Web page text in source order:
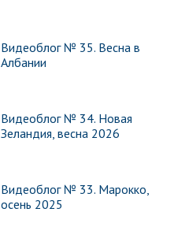
Видеоблог № 35. Весна в
Албании
Видеоблог № 34. Новая
Зеландия, весна 2026
Видеоблог № 33. Марокко,
осень 2025